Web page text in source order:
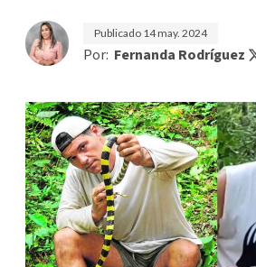
Publicado 14 may. 2024
Por: Fernanda Rodríguez